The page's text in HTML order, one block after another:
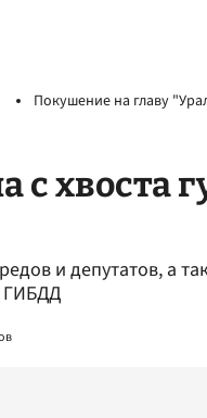
Покушение на главу
с хвоста
и депутатов, а
ГИБДД